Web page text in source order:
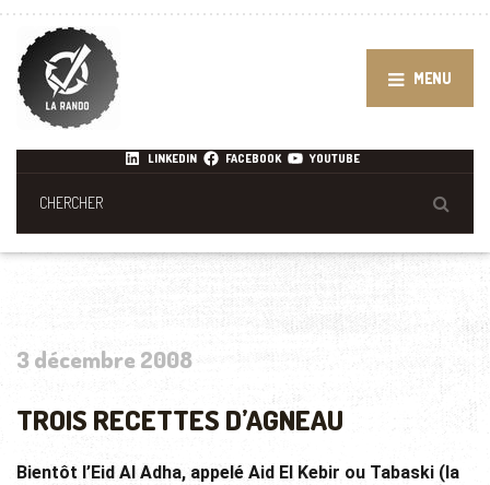
MENU
LINKEDIN FACEBOOK YOUTUBE
3 décembre 2008
TROIS RECETTES D’AGNEAU
Bientôt l’Eid Al Adha, appelé Aid El Kebir ou Tabaski (la